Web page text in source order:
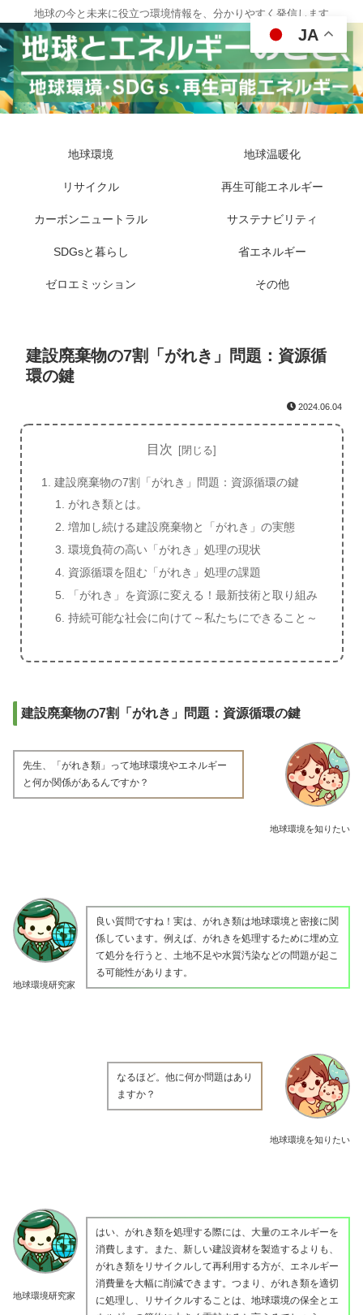
地球の今と未来に役立つ環境情報を、分かりやすく発信します
地球環境 地球温暖化
リサイクル 再生可能エネルギー
カーボンニュートラル サステナビリティ
SDGsと暮らし 省エネルギー
ゼロエミッション その他
建設廃棄物の7割「がれき」問題：資源循
環の鍵
2024.06.04
目次
建設廃棄物の7割「がれき」問題：資源循環の鍵
がれき類とは。
増加し続ける建設廃棄物と「がれき」の実態
環境負荷の高い「がれき」処理の現状
資源循環を阻む「がれき」処理の課題
「がれき」を資源に変える！最新技術と取り組み
持続可能な社会に向けて～私たちにできること～
建設廃棄物の7割「がれき」問題：資源循環の鍵
地球環境を知りたい
先生、「がれき類」って地球環境やエネルギー
と何か関係があるんですか？
地球環境研究家
良い質問ですね！実は、がれき類は地球環境と密接に関
係しています。例えば、がれきを処理するために埋め立
て処分を行うと、土地不足や水質汚染などの問題が起こ
る可能性があります。
地球環境を知りたい
なるほど。他に何か問題はあり
ますか？
地球環境研究家
はい、がれき類を処理する際には、大量のエネルギーを
消費します。また、新しい建設資材を製造するよりも、
がれき類をリサイクルして再利用する方が、エネルギー
消費量を大幅に削減できます。つまり、がれき類を適切
に処理し、リサイクルすることは、地球環境の保全とエ
JA